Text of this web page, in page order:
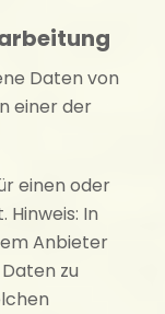
Daten von
einer der
einen oder
In
Anbieter
zu